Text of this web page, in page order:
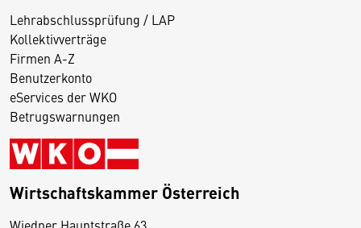
Lehrabschlussprüfung / LAP
Kollektivverträge
Firmen A-Z
Benutzerkonto
eServices der WKO
Betrugswarnungen
Wirtschaftskammer Österreich